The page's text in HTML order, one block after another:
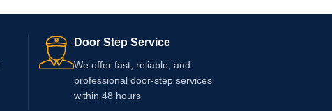
Door Step Service
We offer fast, reliable, and
professional door-step services
within 48 hours